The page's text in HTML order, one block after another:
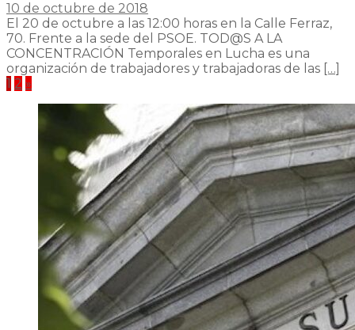
10 de octubre de 2018
El 20 de octubre a las 12:00 horas en la Calle Ferraz,
70. Frente a la sede del PSOE. TOD@S A LA
CONCENTRACIÓN Temporales en Lucha es una
organización de trabajadores y trabajadoras de las […]
Paginación
entradas
1 2 »